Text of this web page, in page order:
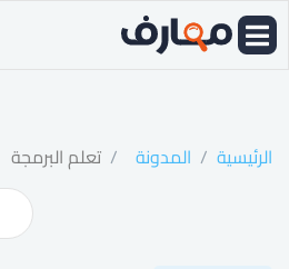
الرئيسية المدونة
تعلم البرمجة